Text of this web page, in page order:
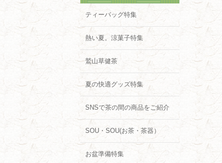
ティーバッグ特集
熱い夏。涼菓子特集
鷲山草健茶
夏の快適グッズ特集
SNSで茶の間の商品をご紹介
SOU・SOU(お茶・茶器）
お盆準備特集